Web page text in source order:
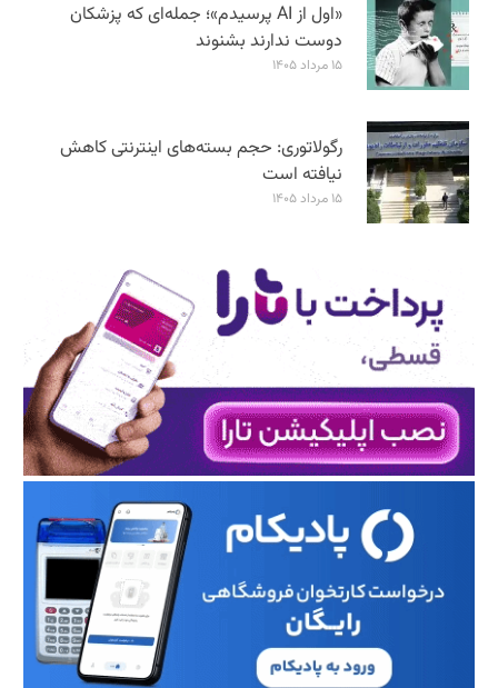
«اول از AI پرسیدم»؛ جمله‌ای که پزشکان
دوست ندارند بشنوند
۱۵ مرداد ۱۴۰۵
رگولاتوری: حجم بسته‌های اینترنتی کاهش
نیافته است
۱۵ مرداد ۱۴۰۵